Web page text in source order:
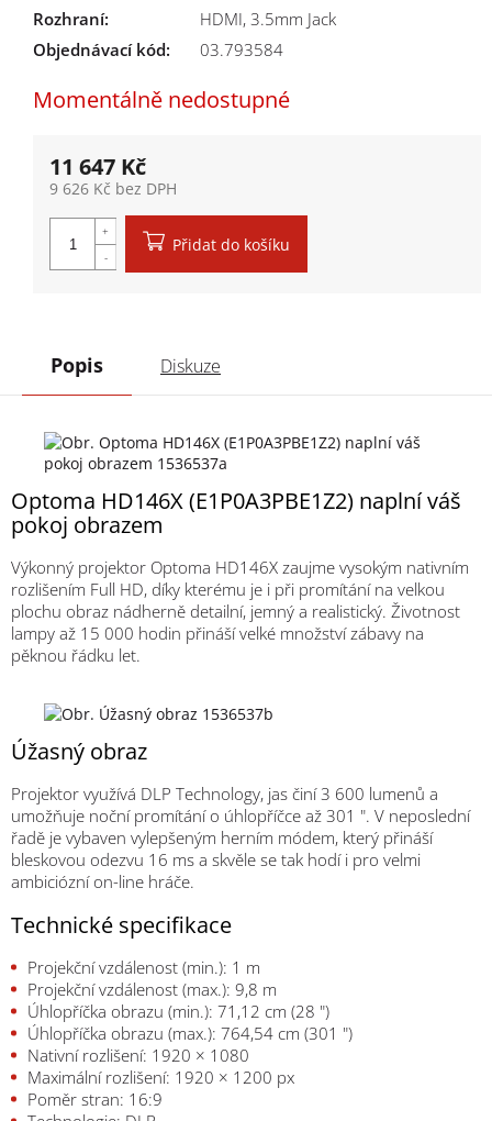
Momentálně nedostupné
Rozhraní:
HDMI, 3.5mm Jack
Objednávací kód:
03.793584
11 647 Kč
9 626 Kč bez DPH
Přidat do košíku
Popis Diskuze
Optoma HD146X (E1P0A3PBE1Z2) naplní váš
pokoj obrazem
Výkonný projektor Optoma HD146X zaujme vysokým nativním
rozlišením Full HD, díky kterému je i při promítání na velkou
plochu obraz nádherně detailní, jemný a realistický. Životnost
lampy až 15 000 hodin přináší velké množství zábavy na
pěknou řádku let.
Úžasný obraz
Projektor využívá DLP Technology, jas činí 3 600 lumenů a
umožňuje noční promítání o úhlopříčce až 301 ". V neposlední
řadě je vybaven vylepšeným herním módem, který přináší
bleskovou odezvu 16 ms a skvěle se tak hodí i pro velmi
ambiciózní on-line hráče.
Technické specifikace
Projekční vzdálenost (min.): 1 m
Projekční vzdálenost (max.): 9,8 m
Úhlopříčka obrazu (min.): 71,12 cm (28 ")
Úhlopříčka obrazu (max.): 764,54 cm (301 ")
Nativní rozlišení: 1920 × 1080
Maximální rozlišení: 1920 × 1200 px
Poměr stran: 16:9